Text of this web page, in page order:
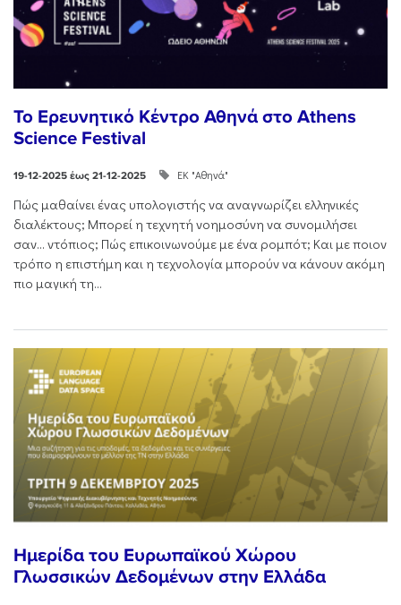
Το Ερευνητικό Κέντρο Αθηνά στο Athens
Science Festival
19-12-2025 έως 21-12-2025 ΕΚ "Αθηνά"
Πώς μαθαίνει ένας υπολογιστής να αναγνωρίζει ελληνικές
διαλέκτους; Μπορεί η τεχνητή νοημοσύνη να συνομιλήσει
σαν… ντόπιος; Πώς επικοινωνούμε με ένα ρομπότ; Και με ποιον
τρόπο η επιστήμη και η τεχνολογία μπορούν να κάνουν ακόμη
πιο μαγική τη...
Ημερίδα του Ευρωπαϊκού Χώρου
Γλωσσικών Δεδομένων στην Ελλάδα